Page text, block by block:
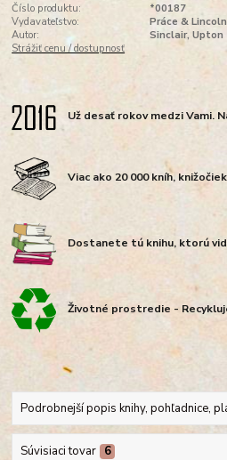
Číslo produktu:
*00187
Vydavateľstvo:
Práce &
Autor:
Sinclair, Upton
Strážiť cenu / dostupnosť
Už desať rokov medzi Vami.
Viac ako 20 000 kníh,
Dostanete tú knihu, ktorú
Životné prostredie -
Podrobnejší popis knihy, pohľadnice,
Súvisiaci tovar 6